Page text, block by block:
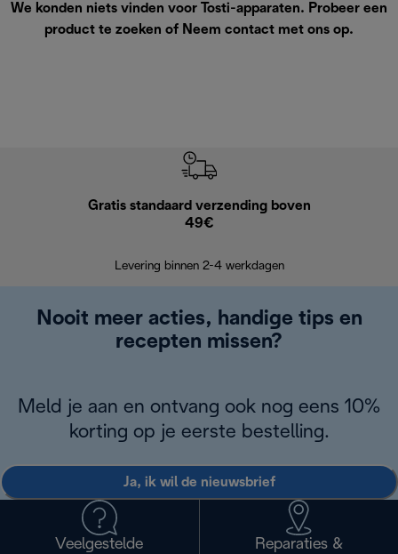
We konden niets vinden voor Tosti-apparaten. Probeer een
product te zoeken of Neem contact met ons op.
Gratis standaard verzending boven
49€
Levering binnen 2-4 werkdagen
Nooit meer acties, handige tips en
recepten missen?
Meld je aan en ontvang ook nog eens 10%
korting op je eerste bestelling.
Ja, ik wil de nieuwsbrief
Veelgestelde
Reparaties &